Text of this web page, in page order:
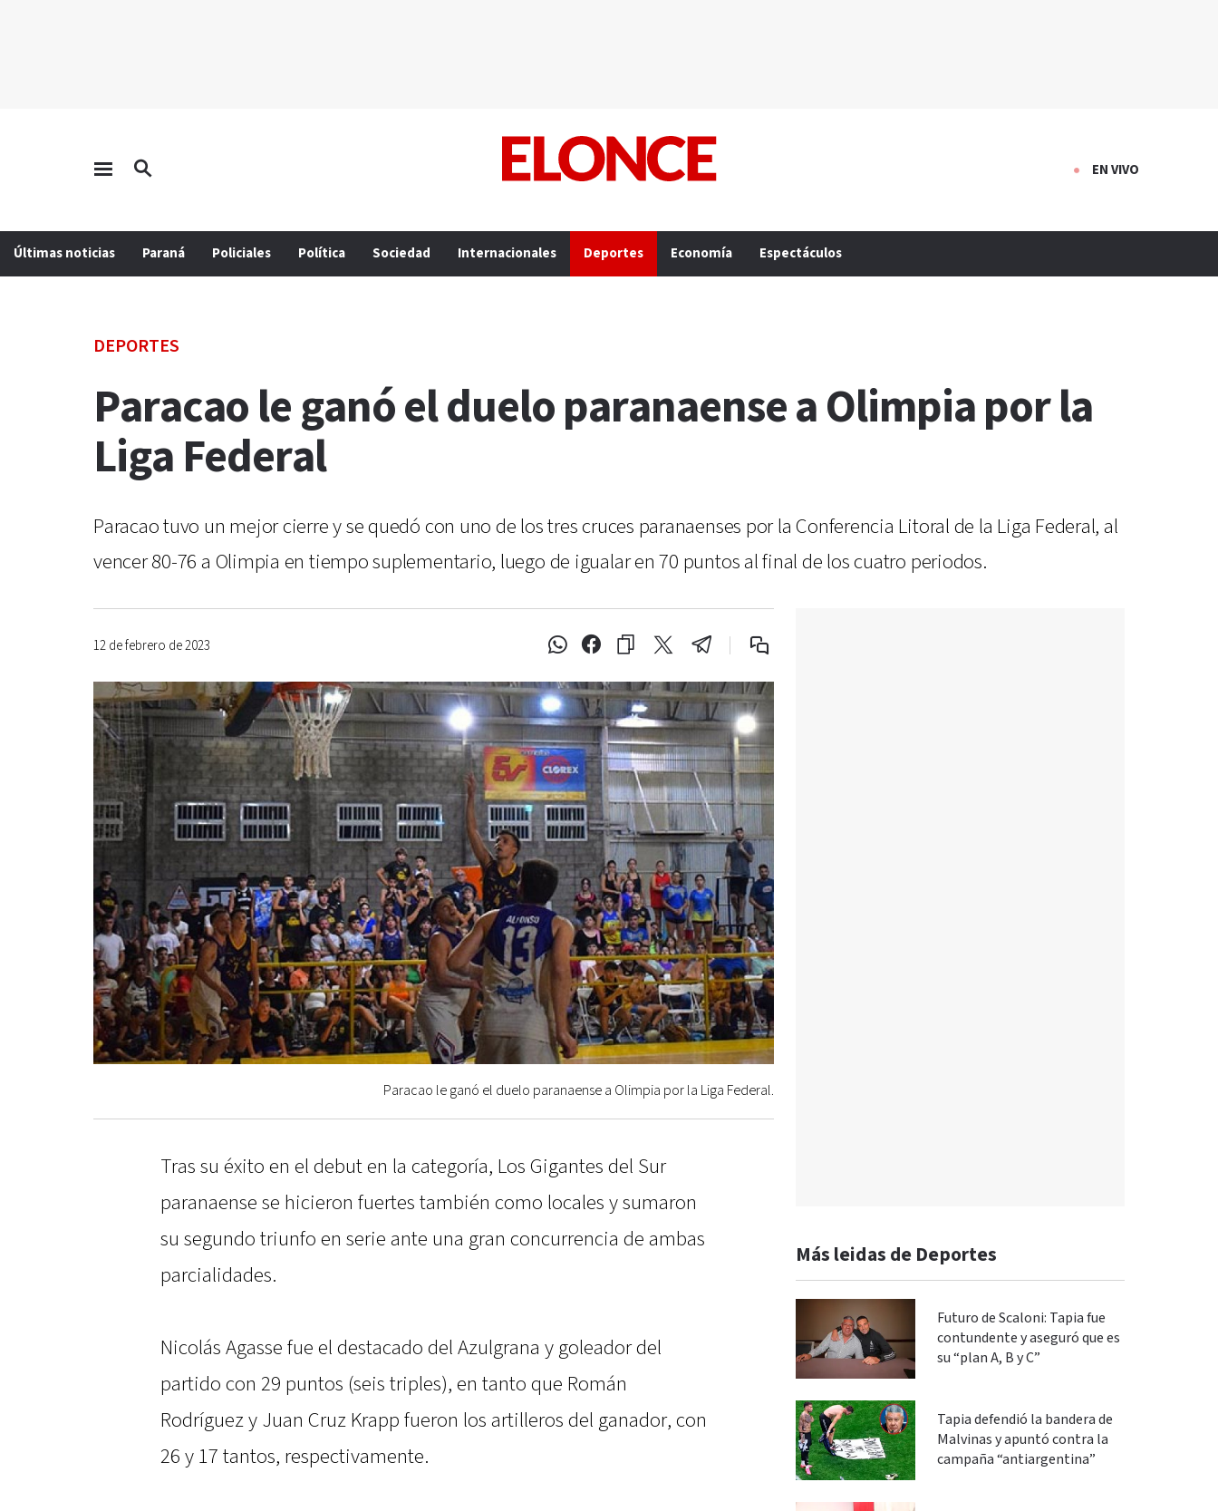
EN VIVO
Últimas noticias Paraná Policiales Política Sociedad Internacionales Deportes Economía Espectáculos
DEPORTES
Paracao le ganó el duelo paranaense a Olimpia por la
Liga Federal
Paracao tuvo un mejor cierre y se quedó con uno de los tres cruces paranaenses por la Conferencia Litoral de la Liga Federal, al
vencer 80-76 a Olimpia en tiempo suplementario, luego de igualar en 70 puntos al final de los cuatro periodos.
12 de febrero de 2023
Paracao le ganó el duelo paranaense a Olimpia por la Liga Federal.
Tras su éxito en el debut en la categoría, Los Gigantes del Sur
paranaense se hicieron fuertes también como locales y sumaron
su segundo triunfo en serie ante una gran concurrencia de ambas
parcialidades.
Nicolás Agasse fue el destacado del Azulgrana y goleador del
partido con 29 puntos (seis triples), en tanto que Román
Rodríguez y Juan Cruz Krapp fueron los artilleros del ganador, con
26 y 17 tantos, respectivamente.
Más leidas de Deportes
Futuro de Scaloni: Tapia fue
contundente y aseguró que es
su “plan A, B y C”
Tapia defendió la bandera de
Malvinas y apuntó contra la
campaña “antiargentina”